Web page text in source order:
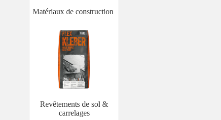
Matériaux de construction
Revêtements de sol &
carrelages